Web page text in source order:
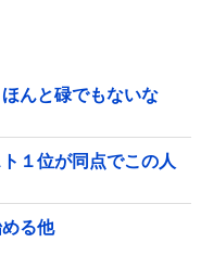
んと碌でもないな
１位が同点でこの人
る他